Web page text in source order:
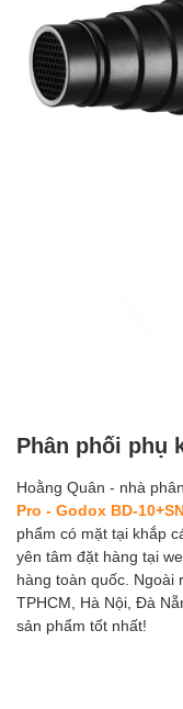
Phân phối phụ
Hoằng Quân - nhà
Pro - Godox BD-
phẩm có mặt tại khắp
yên tâm đặt hàng tại
hàng toàn quốc. Ngoài
TPHCM, Hà Nội, Đà
sản phẩm tốt nhất!